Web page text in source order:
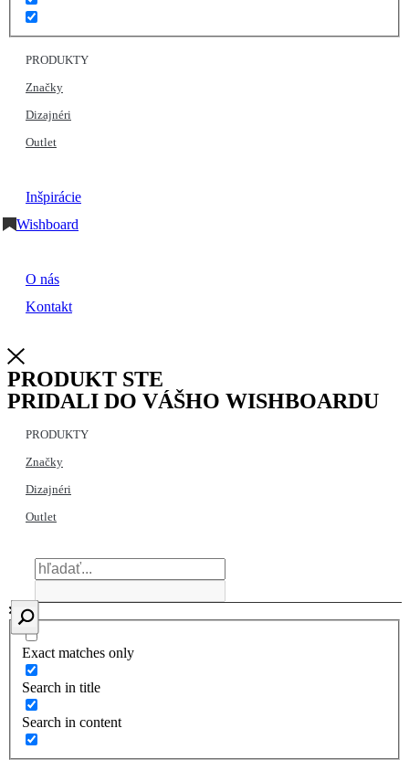
PRODUKTY
Značky
Dizajnéri
Outlet
Inšpirácie
Wishboard
O nás
Kontakt
PRODUKT STE
PRIDALI DO VÁŠHO WISHBOARDU
PRODUKTY
Značky
Dizajnéri
Outlet
Exact matches only
Search in title
Search in content